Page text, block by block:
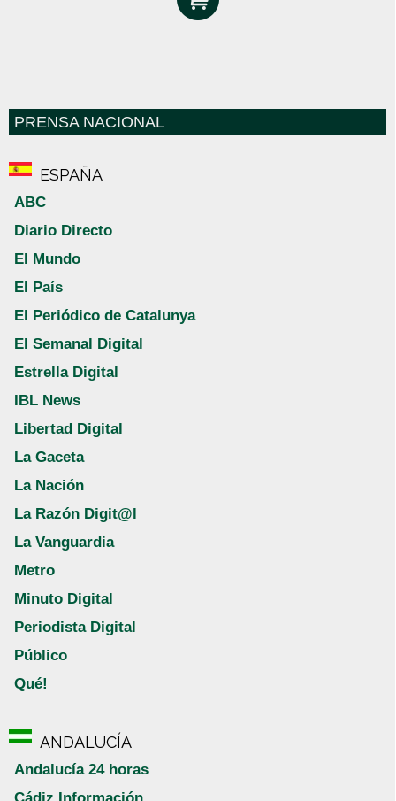
PRENSA NACIONAL
ESPAÑA
ABC
Diario Directo
El Mundo
El País
El Periódico de Catalunya
El Semanal Digital
Estrella Digital
IBL News
Libertad Digital
La Gaceta
La Nación
La Razón Digit@l
La Vanguardia
Metro
Minuto Digital
Periodista Digital
Público
Qué!
ANDALUCÍA
Andalucía 24 horas